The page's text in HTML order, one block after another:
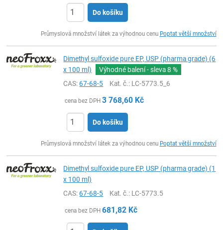
Do košíku
Průmyslová množství látek za výhodnou cenu Poptat větší množství
Dimethyl sulfoxide pure EP, USP (pharma grade) (6
x 100 ml)
Výhodné balení - sleva8 %
CAS:67-68-5 Kat. č.: LC-5773.5_6
cena bez DPH 3 768,60 Kč
Do košíku
Průmyslová množství látek za výhodnou cenu Poptat větší množství
Dimethyl sulfoxide pure EP, USP (pharma grade) (1
x 100 ml)
CAS:67-68-5 Kat. č.: LC-5773.5
cena bez DPH 681,82 Kč